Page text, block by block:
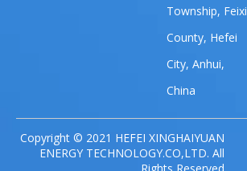
Township, Feixi
County, Hefei
City, Anhui,
China
Copyright © 2021 HEFEI XINGHAIYUAN
ENERGY TECHNOLOGY.CO,LTD. All